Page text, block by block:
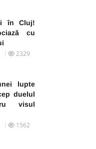
în Cluj!
cu
2329
lupte
duelul
visul
1562